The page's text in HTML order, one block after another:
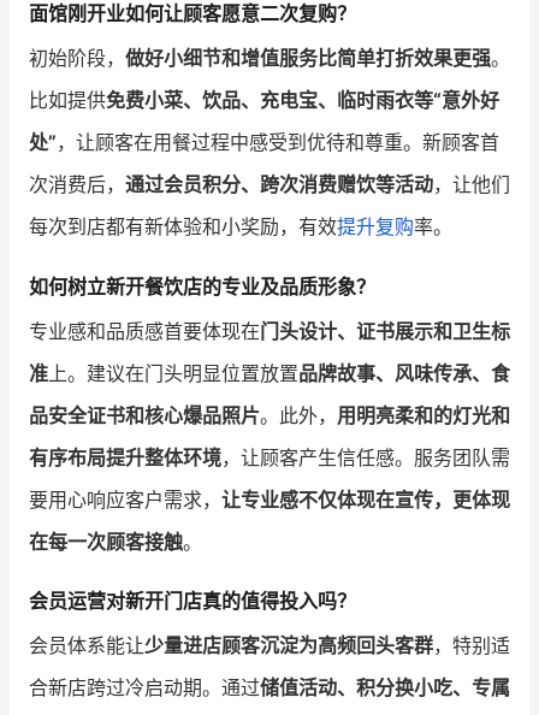
面馆刚开业如何让顾客愿意二次复购？
初始阶段， 做好小细节和增值服务比简单打折效果更强。
比如提供免费小菜、饮品、充电宝、临时雨衣等“意外好
处”，让顾客在用餐过程中感受到优待和尊重。新顾客首
次消费后， 通过会员积分、跨次消费赠饮等活动，让他们
每次到店都有新体验和小奖励，有效提升复购率。
如何树立新开餐饮店的专业及品质形象？
专业感和品质感首要体现在门头设计、证书展示和卫生标
准 上。建议在门头明显位置放置品牌故事、风味传承、食
品安全证书和核心爆品照片。此外， 用明亮柔和的灯光和
有序布局提升整体环境，让顾客产生信任感。服务团队需
要用心响应客户需求， 让专业感不仅体现在宣传，更体现
在每一次顾客接触。
会员运营对新开门店真的值得投入吗？
会员体系能让少量进店顾客沉淀为高频回头客群，特别适
合新店跨过冷启动期。通过储值活动、积分换小吃、专属